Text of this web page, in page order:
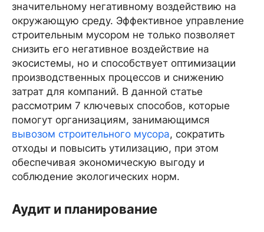
значительному негативному воздействию на
окружающую среду. Эффективное управление
строительным мусором не только позволяет
снизить его негативное воздействие на
экосистемы, но и способствует оптимизации
производственных процессов и снижению
затрат для компаний. В данной статье
рассмотрим 7 ключевых способов, которые
помогут организациям, занимающимся
вывозом строительного мусора, сократить
отходы и повысить утилизацию, при этом
обеспечивая экономическую выгоду и
соблюдение экологических норм.
Аудит и планирование